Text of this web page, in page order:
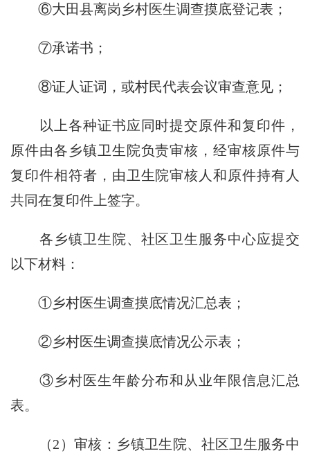
⑥大田县离岗乡村医生调查摸底登记表；
⑦承诺书；
⑧证人证词，或村民代表会议审查意见；
以上各种证书应同时提交原件和复印件，
原件由各乡镇卫生院负责审核，经审核原件与
复印件相符者，由卫生院审核人和原件持有人
共同在复印件上签字。
各乡镇卫生院、社区卫生服务中心应提交
以下材料：
①乡村医生调查摸底情况汇总表；
②乡村医生调查摸底情况公示表；
③乡村医生年龄分布和从业年限信息汇总
表。
（2）审核：乡镇卫生院、社区卫生服务中